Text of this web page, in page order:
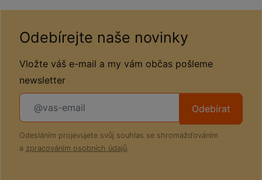
Odebírejte naše novinky
Vložte váš e-mail a my vám občas pošleme
newsletter
Odebírat
Odesláním projevujete svůj souhlas se shromažďováním
a zpracováním osobních údajů.